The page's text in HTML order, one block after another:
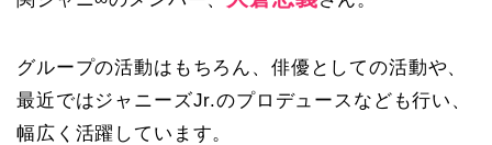
グループの活動はもちろん、俳優としての活動や、
最近ではジャニーズJr.のプロデュースなども行い、
幅広く活躍しています。